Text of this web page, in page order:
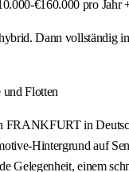
€160.000 pro Jahr
Dann vollständig
und Flotten
FRANKFURT in
Hintergrund auf
Gelegenheit, einem